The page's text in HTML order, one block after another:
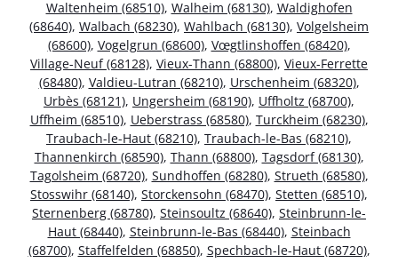
Waltenheim (68510), Walheim (68130), Waldighofen
(68640), Walbach (68230), Wahlbach (68130), Volgelsheim
(68600), Vogelgrun (68600), Vœgtlinshoffen (68420),
Village-Neuf (68128), Vieux-Thann (68800), Vieux-Ferrette
(68480), Valdieu-Lutran (68210), Urschenheim (68320),
Urbès (68121), Ungersheim (68190), Uffholtz (68700),
Uffheim (68510), Ueberstrass (68580), Turckheim (68230),
Traubach-le-Haut (68210), Traubach-le-Bas (68210),
Thannenkirch (68590), Thann (68800), Tagsdorf (68130),
Tagolsheim (68720), Sundhoffen (68280), Strueth (68580),
Stosswihr (68140), Storckensohn (68470), Stetten (68510),
Sternenberg (68780), Steinsoultz (68640), Steinbrunn-le-
Haut (68440), Steinbrunn-le-Bas (68440), Steinbach
(68700), Staffelfelden (68850), Spechbach-le-Haut (68720),